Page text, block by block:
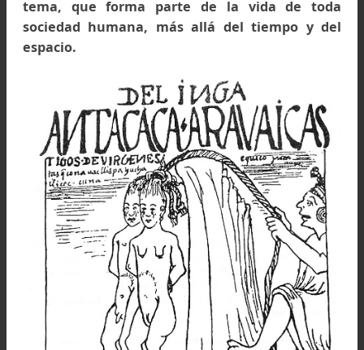
entendemos en el mundo occidental. Poco
sabe al respecto, y, como suele ser un
tabú para la sociedad, no
investigadores lo abordan desde
perspectiva científica. Por ello trataremos
brindar algunas pinceladas de
para saciar una curiosidad básica y
algún lector a estudiar con profundidad
tema, que forma parte de la vida de
sociedad humana, más allá del tiempo y
espacio.